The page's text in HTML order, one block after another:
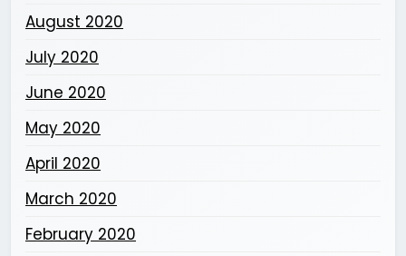
August 2020
July 2020
June 2020
May 2020
April 2020
March 2020
February 2020